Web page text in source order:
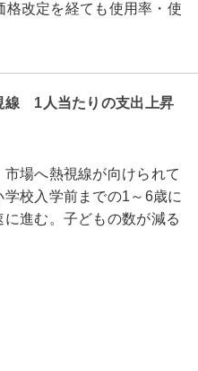
格改定を経ても使用率・使
線 1人当たりの支出上昇
場へ熱視線が向けられて
校入学前までの1～6歳に
進む。子どもの数が減る